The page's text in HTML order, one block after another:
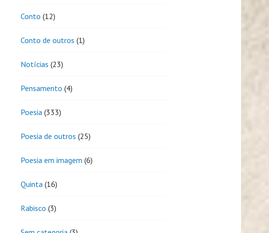
Conto (12)
Conto de outros (1)
Notícias (23)
Pensamento (4)
Poesia (333)
Poesia de outros (25)
Poesia em imagem (6)
Quinta (16)
Rabisco (3)